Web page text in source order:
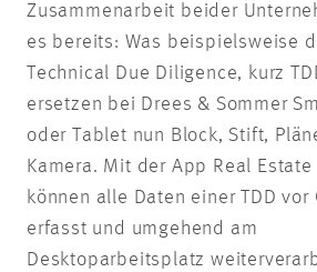
Zusammenarbeit beider
es bereits: Was beispielsweise
Technical Due Diligence, kurz
ersetzen bei Drees & Sommer
oder Tablet nun Block, Stift,
Kamera. Mit der App Real
können alle Daten einer TDD
erfasst und umgehend am
Desktoparbeitsplatz